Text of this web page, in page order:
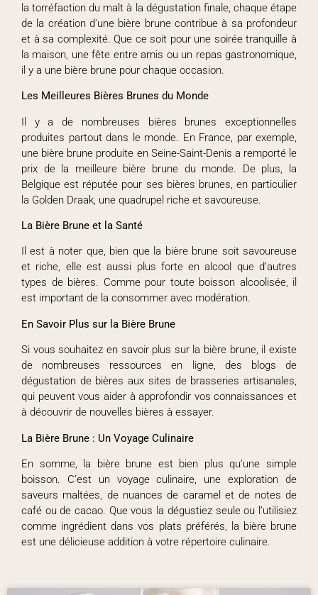
la torréfaction du malt à la dégustation finale, chaque étape
de la création d’une bière brune contribue à sa profondeur
et à sa complexité. Que ce soit pour une soirée tranquille à
la maison, une fête entre amis ou un repas gastronomique,
il y a une bière brune pour chaque occasion.
Les Meilleures Bières Brunes du Monde
Il y a de nombreuses bières brunes exceptionnelles
produites partout dans le monde. En France, par exemple,
une bière brune produite en Seine-Saint-Denis a remporté le
prix de la meilleure bière brune du monde. De plus, la
Belgique est réputée pour ses bières brunes, en particulier
la Golden Draak, une quadrupel riche et savoureuse.
La Bière Brune et la Santé
Il est à noter que, bien que la bière brune soit savoureuse
et riche, elle est aussi plus forte en alcool que d’autres
types de bières. Comme pour toute boisson alcoolisée, il
est important de la consommer avec modération.
En Savoir Plus sur la Bière Brune
Si vous souhaitez en savoir plus sur la bière brune, il existe
de nombreuses ressources en ligne, des blogs de
dégustation de bières aux sites de brasseries artisanales,
qui peuvent vous aider à approfondir vos connaissances et
à découvrir de nouvelles bières à essayer.
La Bière Brune : Un Voyage Culinaire
En somme, la bière brune est bien plus qu’une simple
boisson. C’est un voyage culinaire, une exploration de
saveurs maltées, de nuances de caramel et de notes de
café ou de cacao. Que vous la dégustiez seule ou l’utilisiez
comme ingrédient dans vos plats préférés, la bière brune
est une délicieuse addition à votre répertoire culinaire.